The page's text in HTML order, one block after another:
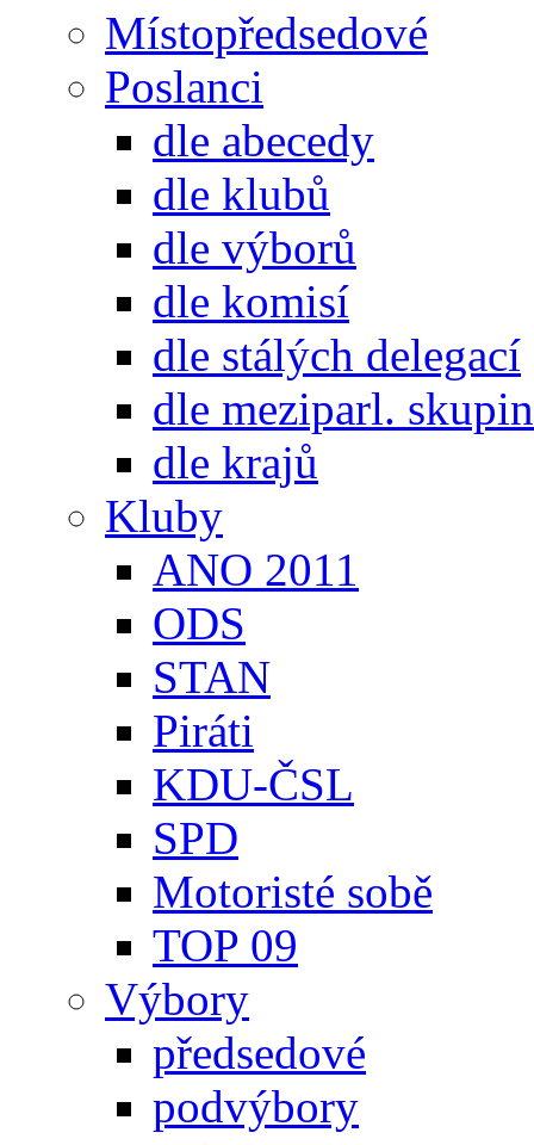
Místopředsedové
Poslanci
dle abecedy
dle klubů
dle výborů
dle komisí
dle stálých delegací
dle meziparl. skupin
dle krajů
Kluby
ANO 2011
ODS
STAN
Piráti
KDU-ČSL
SPD
Motoristé sobě
TOP 09
Výbory
předsedové
podvýbory